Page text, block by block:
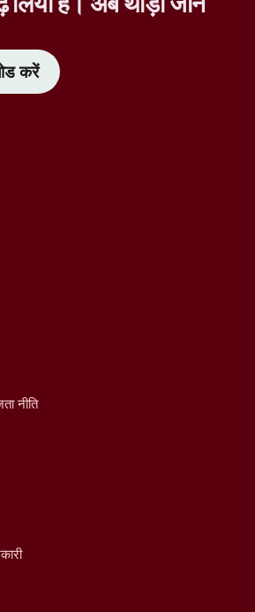
करें
नीति